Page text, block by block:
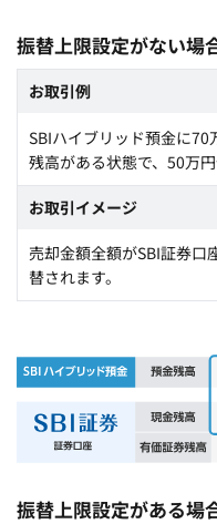
振替上限設定がない場
お取引例
SBIハイブリッド預金に70
残高がある状態で、50万
お取引イメージ
売却金額全額がSBI証券口
替されます。
振替上限設定がある場